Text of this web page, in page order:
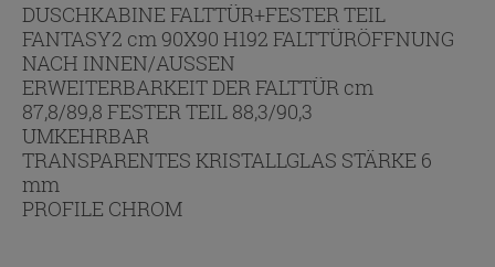
DUSCHKABINE FALTTÜR+FESTER TEIL
FANTASY2 cm 90X90 H192 FALTTÜRÖFFNUNG
NACH INNEN/AUSSEN
ERWEITERBARKEIT DER FALTTÜR cm
87,8/89,8 FESTER TEIL 88,3/90,3
UMKEHRBAR
TRANSPARENTES KRISTALLGLAS STÄRKE 6
mm
PROFILE CHROM